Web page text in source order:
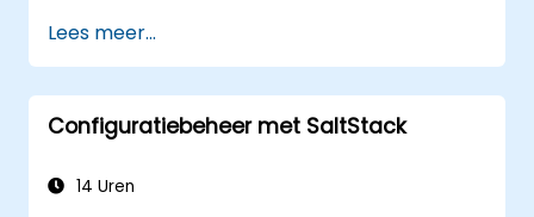
Geavanceerde applicatieimplementaties
uit te voeren en fouten op te lossen.
Lees meer...
Configuratiebeheer met SaltStack
14 Uren